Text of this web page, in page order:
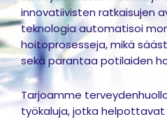
innovatiivisten ratkaisujen
teknologia automatisoi
hoitoprosesseja, mikä
sekä parantaa potilaiden
Tarjoamme
työkaluja, jotka